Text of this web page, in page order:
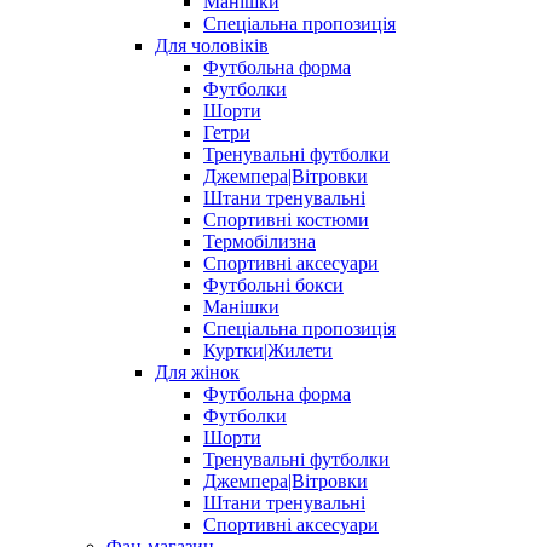
Спеціальна пропозиція
Для чоловіків
Футбольна форма
Футболки
Шорти
Гетри
Тренувальні футболки
Джемпера|Вітровки
Штани тренувальні
Спортивні костюми
Термобілизна
Спортивні аксесуари
Футбольні бокси
Манішки
Спеціальна пропозиція
Куртки|Жилети
Для жінок
Футбольна форма
Футболки
Шорти
Тренувальні футболки
Джемпера|Вітровки
Штани тренувальні
Спортивні аксесуари